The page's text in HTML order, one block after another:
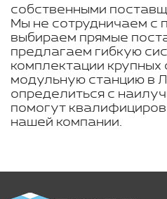
собственными
Мы не сотрудничаем с
выбираем прямые
предлагаем гибкую
комплектации крупных
модульную станцию в
определиться с
помогут
нашей компании.